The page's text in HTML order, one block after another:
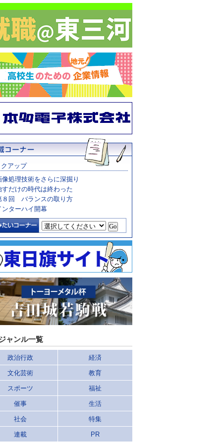
アップ
像処理技術をさらに深掘り
すだけの時代は終わった
８回 バランスの取り方
ンターハイ開幕
ャンル一覧
政治行政 経済
文化芸術 教育
スポーツ 福祉
催事 生活
社会 特集
連載 PR